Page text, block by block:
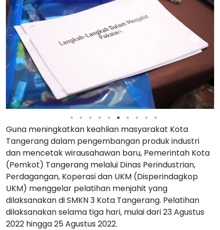
Guna meningkatkan keahlian masyarakat Kota
Tangerang dalam pengembangan produk industri
dan mencetak wirausahawan baru, Pemerintah Kota
(Pemkot) Tangerang melalui Dinas Perindustrian,
Perdagangan, Koperasi dan UKM (Disperindagkop
UKM) menggelar pelatihan menjahit yang
dilaksanakan di SMKN 3 Kota Tangerang. Pelatihan
dilaksanakan selama tiga hari, mulai dari 23 Agustus
2022 hingga 25 Agustus 2022.